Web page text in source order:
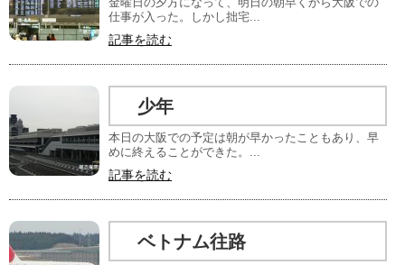
仕事が入った。しかし拙宅...
記事を読む
少年
本日の大阪での予定は朝が早かったこともあり、早
めに終えることができた。...
記事を読む
ベトナム往路